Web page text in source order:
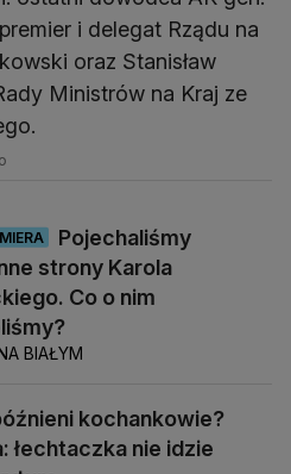
i delegat Rządu na
oraz Stanisław
Ministrów na Kraj ze
Pojechaliśmy
strony Karola
Co o nim
BIAŁYM
kochankowie?
łechtaczka nie idzie